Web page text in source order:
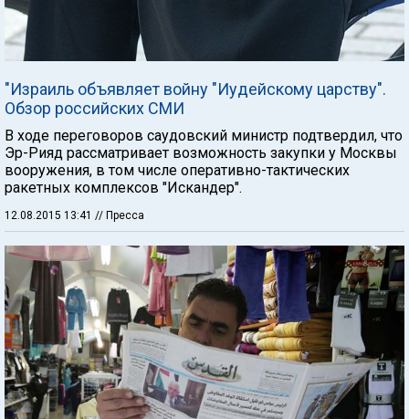
"Израиль объявляет войну "Иудейскому царству".
Обзор российских СМИ
В ходе переговоров саудовский министр подтвердил, что
Эр-Рияд рассматривает возможность закупки у Москвы
вооружения, в том числе оперативно-тактических
ракетных комплексов "Искандер".
12.08.2015 13:41 // Пресса